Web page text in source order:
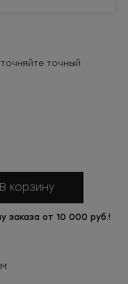
точный
В корзину
заказа от 10 000 руб.!